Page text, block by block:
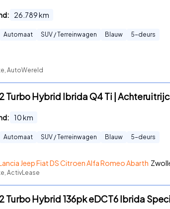
26.789km
Automaat SUV / Terreinwagen Blauw 5-deurs
AutoWereld
Turbo Hybrid Ibrida Q4 Ti |
10km
Automaat SUV / Terreinwagen Blauw 5-deurs
Jeep Fiat DS Citroen Alfa Romeo Abarth
ActivLease
Turbo Hybrid 136pk eDCT6 Ibrida